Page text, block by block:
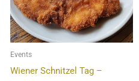
Events
Wiener Schnitzel Tag –